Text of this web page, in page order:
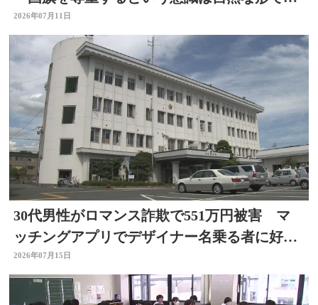
まれるべきもの」大分
2026年07月11日
30代男性がロマンス詐欺で551万円被害 マ
ッチングアプリでデザイナー名乗る者に好意
抱く 大分
2026年07月15日